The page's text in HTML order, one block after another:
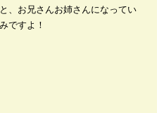
、お兄さんお姉さんになってい
ですよ！